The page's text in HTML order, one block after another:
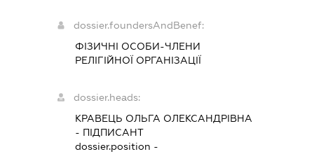
dossier.foundersAndBenef:
ФІЗИЧНІ ОСОБИ-ЧЛЕНИ
РЕЛІГІЙНОЇ ОРГАНІЗАЦІЇ
dossier.heads:
КРАВЕЦЬ ОЛЬГА ОЛЕКСАНДРІВНА
- ПІДПИСАНТ
dossier.position -